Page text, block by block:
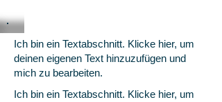
Ich bin ein Textabschnitt. Klicke hier, um
deinen eigenen Text hinzuzufügen und
mich zu bearbeiten.
Ich bin ein Textabschnitt. Klicke hier, um